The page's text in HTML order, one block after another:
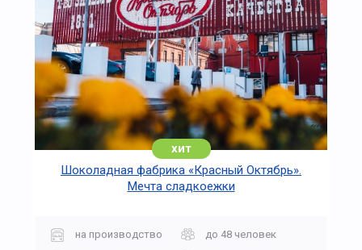
хит
Шоколадная фабрика «Красный Октябрь».
Мечта сладкоежки
на производство
до 48 человек